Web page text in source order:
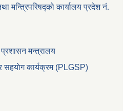
मन्त्रिपरिषद्को कार्यालय प्रदेश नं.
प्रशासन मन्त्रालय
सहयाेग कार्यक्रम (PLGSP)